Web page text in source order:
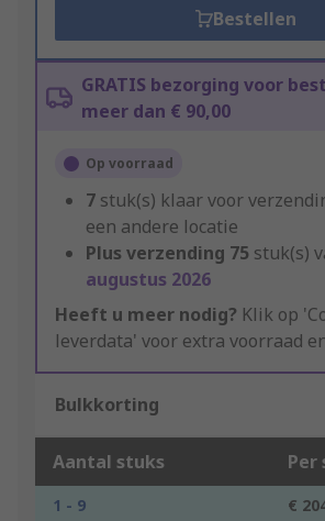
Bestellen
GRATIS bezorging voor
meer dan € 90,00
Op voorraad
7 stuk(s) klaar voor
een andere locatie
Plus verzending 75 stuk(s)
augustus 2026
Heeft u meer nodig? Klik op
leverdata' voor extra voorraad
Bulkkorting
Aantal stuks Per
1 - 9
€